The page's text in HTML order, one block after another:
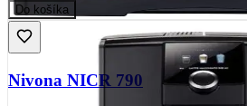
Do košíka
Nivona NICR 790